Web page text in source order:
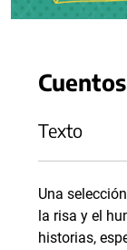
Texto
Una
la risa y el
historias,